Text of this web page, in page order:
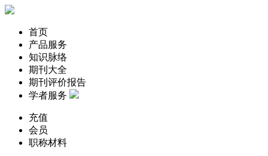
首页
产品服务
知识脉络
期刊大全
期刊评价报告
学者服务
充值
会员
职称材料